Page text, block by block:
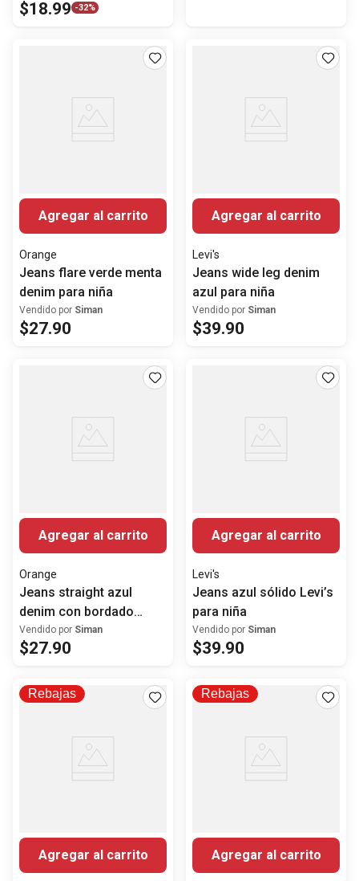
$18.99 -32%
Agregar al carrito
Orange
Jeans flare verde menta
denim para niña
Vendido por Siman
$27.90
Agregar al carrito
Levi's
Jeans wide leg denim
azul para niña
Vendido por Siman
$39.90
Agregar al carrito
Orange
Jeans straight azul
denim con bordado
floral para niña
Vendido por Siman
$27.90
Agregar al carrito
Levi's
Jeans azul sólido Levi’s
para niña
Vendido por Siman
$39.90
Rebajas
Agregar al carrito
Rebajas
Agregar al carrito